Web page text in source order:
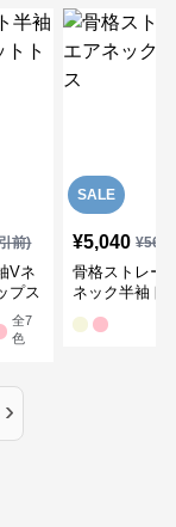
前)
Vネ
プス
全7
色
SALE
¥5,040 ¥
骨格ストレー
ネック半袖ト
›